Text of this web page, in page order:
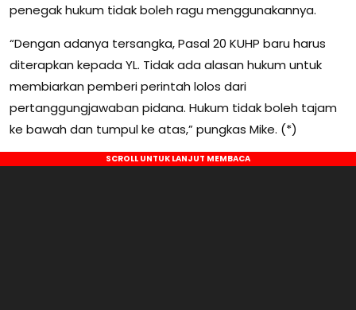
penegak hukum tidak boleh ragu menggunakannya.
“Dengan adanya tersangka, Pasal 20 KUHP baru harus
diterapkan kepada YL. Tidak ada alasan hukum untuk
membiarkan pemberi perintah lolos dari
pertanggungjawaban pidana. Hukum tidak boleh tajam
ke bawah dan tumpul ke atas,” pungkas Mike. (*)